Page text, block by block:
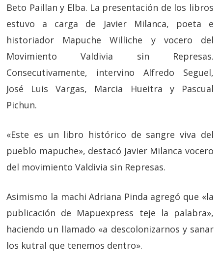
Beto Paillan y Elba. La presentación de los libros
estuvo a carga de Javier Milanca, poeta e
historiador Mapuche Williche y vocero del
Movimiento Valdivia sin Represas.
Consecutivamente, intervino Alfredo Seguel,
José Luis Vargas, Marcia Hueitra y Pascual
Pichun.
«Este es un libro histórico de sangre viva del
pueblo mapuche», destacó Javier Milanca vocero
del movimiento Valdivia sin Represas.
Asimismo la machi Adriana Pinda agregó que «la
publicación de Mapuexpress teje la palabra»,
haciendo un llamado «a descolonizarnos y sanar
los kutral que tenemos dentro».